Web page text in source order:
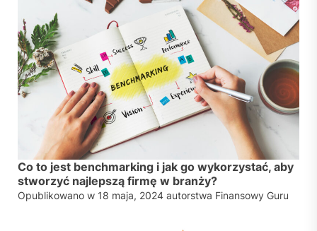
Co to jest benchmarking i jak go wykorzystać, aby
stworzyć najlepszą firmę w branży?
Opublikowano w 18 maja, 2024 autorstwa Finansowy Guru